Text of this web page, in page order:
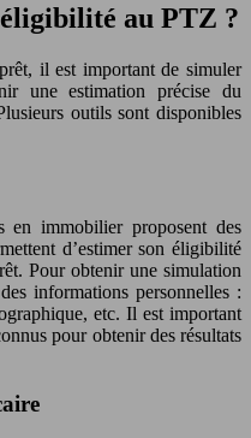
au PTZ ?
il est important de simuler
une estimation précise du
outils sont disponibles
en immobilier proposent des
d’estimer son éligibilité
Pour obtenir une simulation
informations personnelles :
etc. Il est important
pour obtenir des résultats